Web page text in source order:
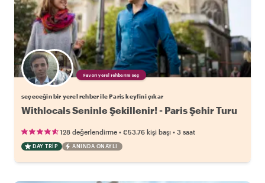
Favori yerel rehberini seç
seçeceğin bir yerel rehber ile Paris keyfini çıkar
Withlocals Seninle Şekillenir! - Paris Şehir Turu
128 değerlendirme • €53.76 kişi başı • 3 saat
DAY TRIP ANINDA ONAYLI